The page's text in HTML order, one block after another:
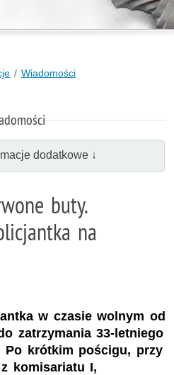
Wiadomości
dodatkowe ↓
buty.
na
w czasie wolnym od
zatrzymania 33-letniego
Po krótkim pościgu, przy
komisariatu I,